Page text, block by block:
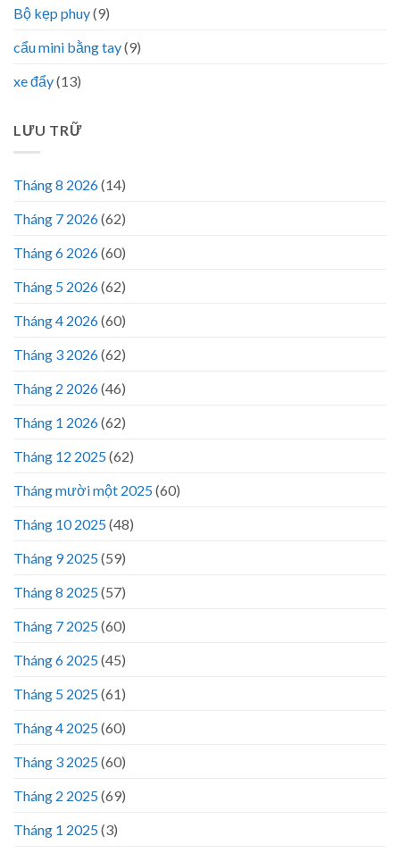
Bộ kẹp phuy(9)
cẩu mini bằng tay(9)
xe đẩy(13)
LƯU TRỮ
Tháng 8 2026(14)
Tháng 7 2026(62)
Tháng 6 2026(60)
Tháng 5 2026(62)
Tháng 4 2026(60)
Tháng 3 2026(62)
Tháng 2 2026(46)
Tháng 1 2026(62)
Tháng 12 2025(62)
Tháng mười một 2025(60)
Tháng 10 2025(48)
Tháng 9 2025(59)
Tháng 8 2025(57)
Tháng 7 2025(60)
Tháng 6 2025(45)
Tháng 5 2025(61)
Tháng 4 2025(60)
Tháng 3 2025(60)
Tháng 2 2025(69)
Tháng 1 2025(3)